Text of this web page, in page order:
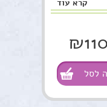
קרא עוד
₪110
לסל